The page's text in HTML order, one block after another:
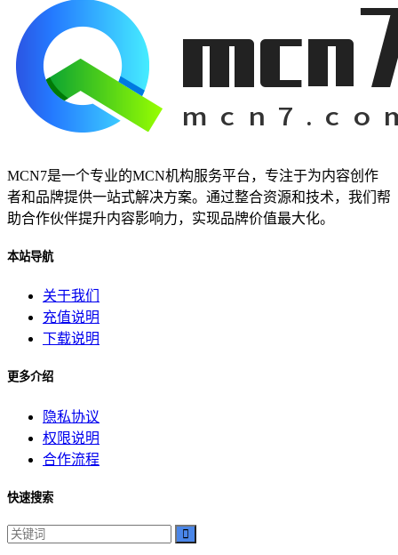
MCN7是一个专业的MCN机构服务平台，专注于为内容创作
者和品牌提供一站式解决方案。通过整合资源和技术，我们帮
助合作伙伴提升内容影响力，实现品牌价值最大化。
本站导航
关于我们
充值说明
下载说明
更多介绍
隐私协议
权限说明
合作流程
快速搜索